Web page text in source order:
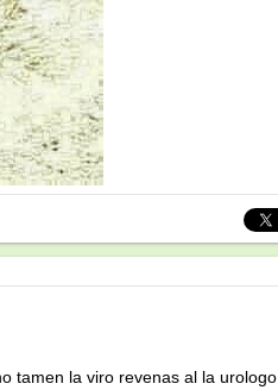
tamen la viro revenas al la urologo